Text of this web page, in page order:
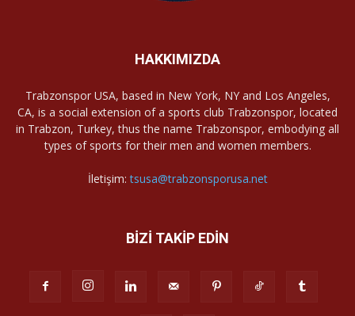
HAKKIMIZDA
Trabzonspor USA, based in New York, NY and Los Angeles,
CA, is a social extension of a sports club Trabzonspor, located
in Trabzon, Turkey, thus the name Trabzonspor, embodying all
types of sports for their men and women members.
İletişim:tsusa@trabzonsporusa.net
BİZİ TAKİP EDİN